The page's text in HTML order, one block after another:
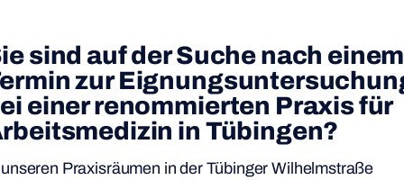
sind auf der Suche nach einem
zur
einer renommierten Praxis für
in Tübingen?
Praxisräumen in der Tübinger Wilhelmstraße